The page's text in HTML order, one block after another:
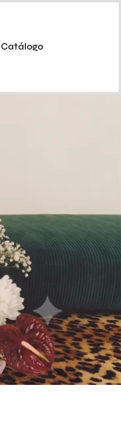
Catálogo